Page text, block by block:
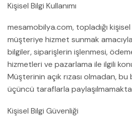
Kişisel Bilgi Kullanımı
mesamobilya.com, topladığı
müşteriye hizmet sunmak
bilgiler, siparişlerin işlenmesi,
hizmetleri ve pazarlama ile ilgili
Müşterinin açık rızası olmadan,
üçüncü taraflarla
Kişisel Bilgi Güvenliği